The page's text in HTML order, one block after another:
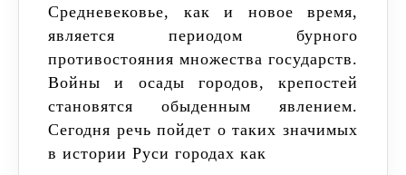
Киев
и
Средневековье, как и новое время,
является периодом бурного
противостояния множества государств.
Войны и осады городов, крепостей
становятся обыденным явлением.
Сегодня речь пойдет о таких значимых
в истории Руси городах как